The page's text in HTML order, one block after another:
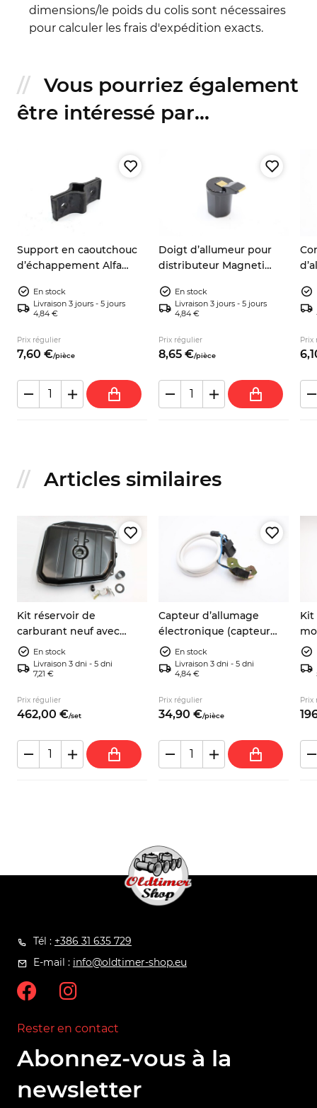
dimensions/le poids du colis sont nécessaires
pour calculer les frais d'expédition exacts.
Vous pourriez également
être intéressé par...
Support en caoutchouc
d’échappement Alfa
Giulietta 60521407
En stock
Livraison 3 jours - 5 jours
4,84 €
Prix régulier
7,60 €/pièce
Doigt d’allumeur pour
distributeur Magneti
Autobianchi, Alfa Romeo
En stock
Livraison 3 jours - 5 jours
4,84 €
Prix régulier
8,65 €/pièce
–
Prix
6,
Articles similaires
Kit réservoir de
carburant neuf avec
jauge, joint et durite –
Autobianchi A112
En stock
Livraison 3 dni - 5 dni
7,21 €
Prix régulier
462,00 €/set
Capteur d’allumage
électronique (capteur
inductif) 9937730
En stock
Livraison 3 dni - 5 dni
4,84 €
Prix régulier
34,90 €/pièce
Kit
Prix
Tél : +386 31 635 729
E-mail : info@oldtimer-shop.eu
Rester en contact
Abonnez-vous à la
newsletter